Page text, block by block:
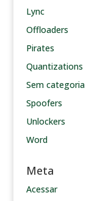
Lync
Offloaders
Pirates
Quantizations
Sem categoria
Spoofers
Unlockers
Word
Meta
Acessar